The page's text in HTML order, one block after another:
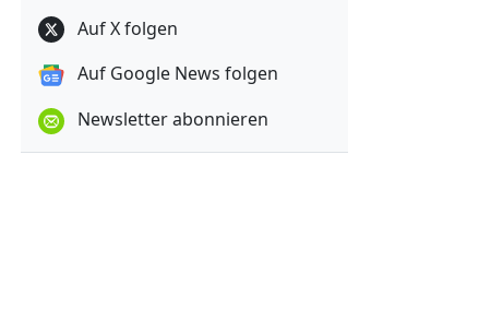
Auf X folgen
Auf Google News folgen
Newsletter abonnieren